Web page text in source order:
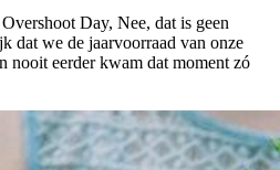
Day, Nee, dat is geen
dat we de jaarvoorraad van onze
nooit eerder kwam dat moment zó